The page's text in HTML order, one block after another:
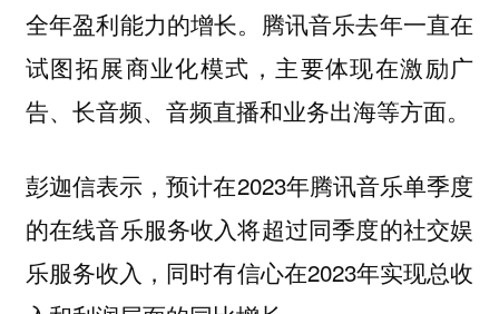
全年盈利能力的增长。腾讯音乐去年一直在
试图拓展商业化模式，主要体现在激励广
告、长音频、音频直播和业务出海等方面。
彭迦信表示，预计在2023年腾讯音乐单季度
的在线音乐服务收入将超过同季度的社交娱
乐服务收入，同时有信心在2023年实现总收